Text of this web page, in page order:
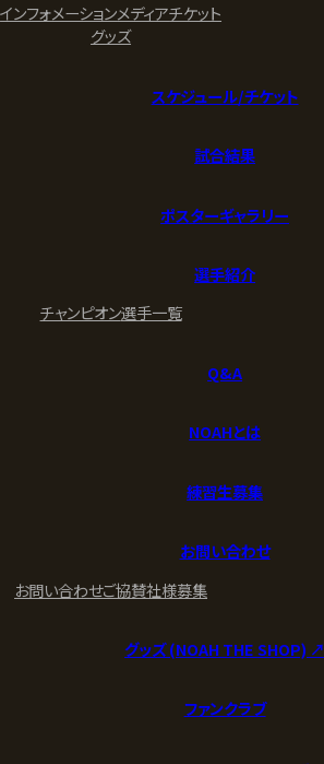
インフォメーションメディアチケット
グッズ
スケジュール/チケット
試合結果
ポスターギャラリー
選手紹介
チャンピオン選手一覧
Q&A
NOAHとは
練習生募集
お問い合わせ
お問い合わせご協賛社様募集
グッズ (NOAH THE SHOP) ↗︎
ファンクラブ